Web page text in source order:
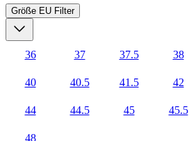
Größe EU Filter
36 37 37.5 38
40 40.5 41.5 42
44 44.5 45 45.5
48